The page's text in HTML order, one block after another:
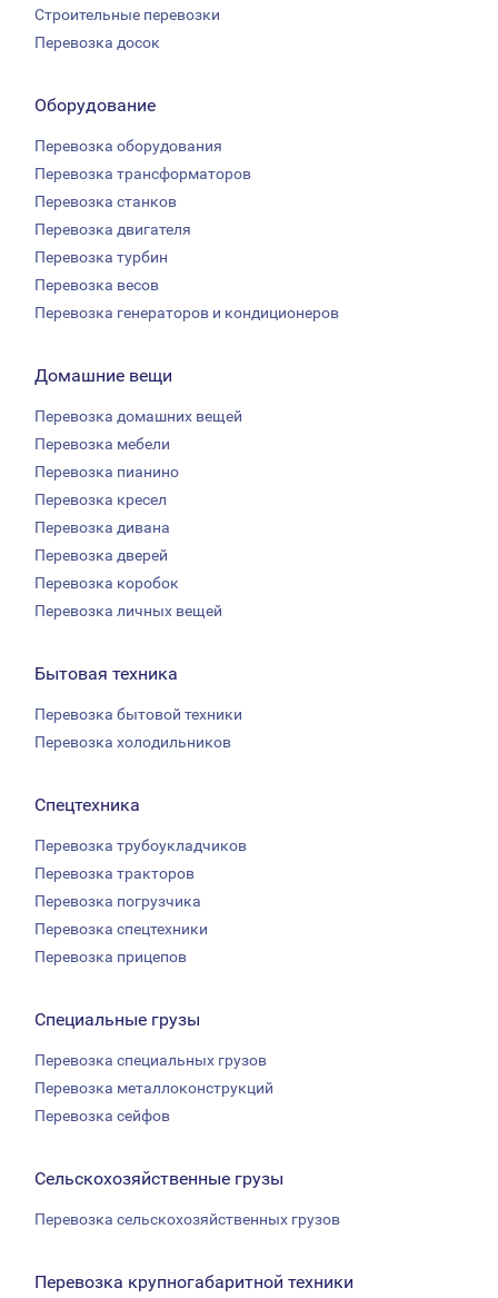
Строительные перевозки
Перевозка досок
Оборудование
Перевозка оборудования
Перевозка трансформаторов
Перевозка станков
Перевозка двигателя
Перевозка турбин
Перевозка весов
Перевозка генераторов и кондиционеров
Домашние вещи
Перевозка домашних вещей
Перевозка мебели
Перевозка пианино
Перевозка кресел
Перевозка дивана
Перевозка дверей
Перевозка коробок
Перевозка личных вещей
Бытовая техника
Перевозка бытовой техники
Перевозка холодильников
Спецтехника
Перевозка трубоукладчиков
Перевозка тракторов
Перевозка погрузчика
Перевозка спецтехники
Перевозка прицепов
Специальные грузы
Перевозка специальных грузов
Перевозка металлоконструкций
Перевозка сейфов
Сельскохозяйственные грузы
Перевозка сельскохозяйственных грузов
Перевозка крупногабаритной техники